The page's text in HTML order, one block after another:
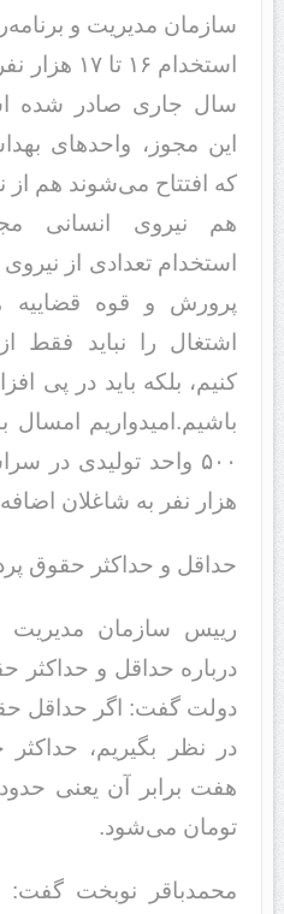
سازمان مدیریت و
استخدام ۱۶
سال جاری صادر شده
این مجوز، واحدهای
که افتتاح می‌شوند هم
هم نیروی انسانی
استخدام تعدادی از
پرورش و قوه قضاییه
اشتغال را نباید
کنیم، بلکه باید در پی
هزار نفر به شاغلان
حداقل و حداکثر حقوق
رییس سازمان مدیریت
درباره حداقل و حداکثر
در نظر بگیریم،
تومان می‌شود.
محمدباقر نوبخت